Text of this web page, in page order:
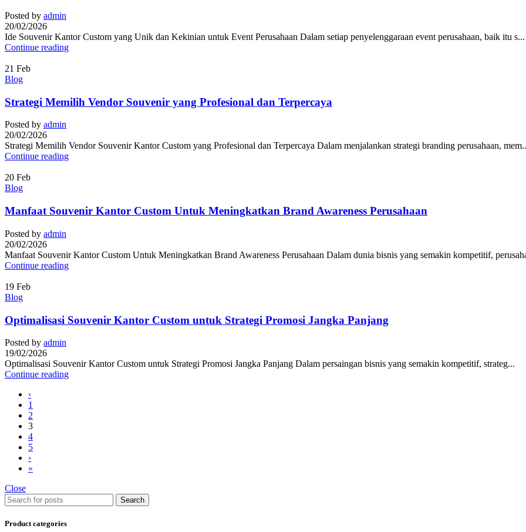
Posted by admin
20/02/2026
Ide Souvenir Kantor Custom yang Unik dan Kekinian untuk Event Perusahaan Dalam setiap penyelenggaraan event perusahaan, baik itu s...
Continue reading
21 Feb
Blog
Strategi Memilih Vendor Souvenir yang Profesional dan Terpercaya
Posted by admin
20/02/2026
Strategi Memilih Vendor Souvenir Kantor Custom yang Profesional dan Terpercaya Dalam menjalankan strategi branding perusahaan,
Continue reading
20 Feb
Blog
Manfaat Souvenir Kantor Custom Untuk Meningkatkan Brand Awareness Perusahaan
Posted by admin
20/02/2026
Manfaat Souvenir Kantor Custom Untuk Meningkatkan Brand Awareness Perusahaan Dalam dunia bisnis yang semakin kompetitif,
Continue reading
19 Feb
Blog
Optimalisasi Souvenir Kantor Custom untuk Strategi Promosi Jangka Panjang
Posted by admin
19/02/2026
Optimalisasi Souvenir Kantor Custom untuk Strategi Promosi Jangka Panjang Dalam persaingan bisnis yang semakin kompetitif, strateg...
Continue reading
‹
1
2
3
4
5
›
»
Close
Search
Product categories